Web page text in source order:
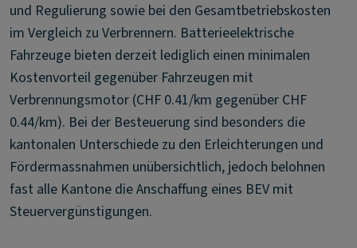
und Regulierung sowie bei den Gesamtbetriebskosten
im Vergleich zu Verbrennern. Batterieelektrische
Fahrzeuge bieten derzeit lediglich einen minimalen
Kostenvorteil gegenüber Fahrzeugen mit
Verbrennungsmotor (CHF 0.41/km gegenüber CHF
0.44/km). Bei der Besteuerung sind besonders die
kantonalen Unterschiede zu den Erleichterungen und
Fördermassnahmen unübersichtlich, jedoch belohnen
fast alle Kantone die Anschaffung eines BEV mit
Steuervergünstigungen.